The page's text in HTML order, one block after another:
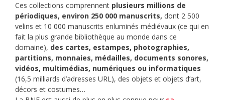
Ces collections comprennent plusieurs millions de
périodiques, environ 250 000 manuscrits, dont 2 500
velins et 10 000 manuscrits enluminés médiévaux (ce qui en
fait la plus grande bibliothèque au monde dans ce
domaine), des cartes, estampes, photographies,
partitions, monnaies, médailles, documents sonores,
vidéos, multimédias, numériques ou informatiques
(16,5 milliards d’adresses URL), des objets et objets d’art,
décors et costumes…